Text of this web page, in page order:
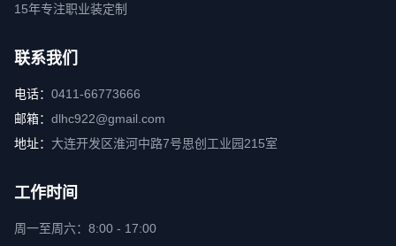
15年专注职业装定制
联系我们
电话： 0411-66773666
邮箱： dlhc922@gmail.com
地址： 大连开发区淮河中路7号思创工业园215室
工作时间
周一至周六：8:00 - 17:00